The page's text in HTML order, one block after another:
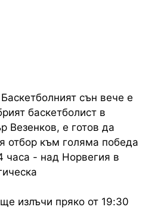
сън вече е
баскетболист в
Везенков, е готов да
отбор към голяма победа
часа - над Норвегия в
излъчи пряко от 19:30